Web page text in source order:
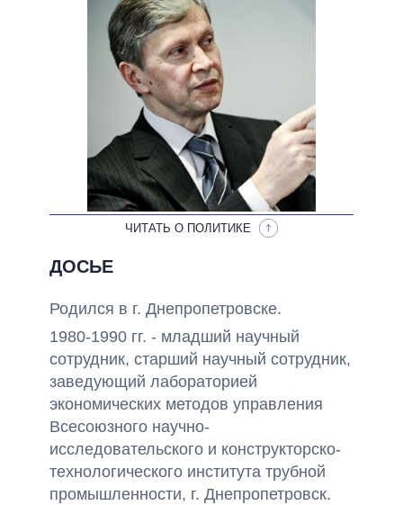
НЕВЫПОЛНЕННЫЕ ОБЕЩАНИЯ
ОБЕЩАНИЯ В ПРОЦЕССЕ
ВСЕ ОБЕЩАНИЯ
АРХИВНЫЕ ОБЕЩАНИЯ
ЧИТАТЬ О ПОЛИТИКЕ
ДОСЬЕ
Родился в г. Днепропетровске.
1980-1990 гг. - младший научный
сотрудник, старший научный сотрудник,
заведующий лабораторией
экономических методов управления
Всесоюзного научно-
исследовательского и конструкторско-
технологического института трубной
промышленности, г. Днепропетровск.